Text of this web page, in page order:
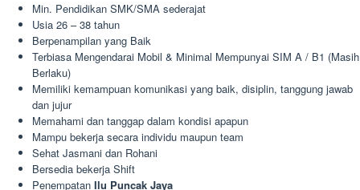
Min. Pendidikan SMK/SMA sederajat
Usia 26 – 38 tahun
Berpenampilan yang Baik
Terbiasa Mengendarai Mobil & Minimal Mempunyai SIM A / B1 (Masih
Berlaku)
Memiliki kemampuan komunikasi yang baik, disiplin, tanggung jawab
dan jujur
Memahami dan tanggap dalam kondisi apapun
Mampu bekerja secara individu maupun team
Sehat Jasmani dan Rohani
Bersedia bekerja Shift
Penempatan Ilu Puncak Jaya